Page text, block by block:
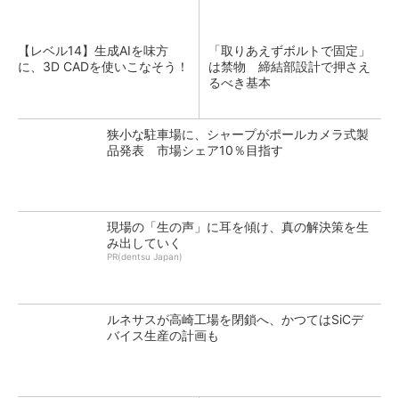
【レベル14】生成AIを味方
に、3D CADを使いこなそう！
「取りあえずボルトで固定」
は禁物 締結部設計で押さえ
るべき基本
狭小な駐車場に、シャープがポールカメラ式製
品発表 市場シェア10％目指す
現場の「生の声」に耳を傾け、真の解決策を生
み出していく
PR(dentsu Japan)
ルネサスが高崎工場を閉鎖へ、かつてはSiCデ
バイス生産の計画も